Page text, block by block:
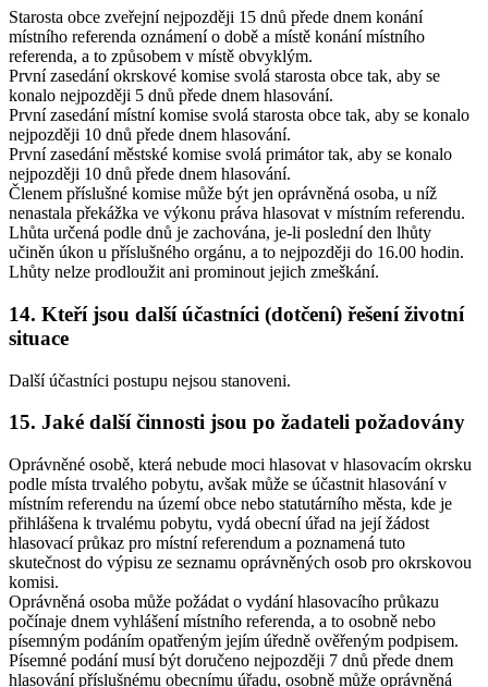
Starosta obce zveřejní nejpozději 15 dnů přede dnem konání
místního referenda oznámení o době a místě konání místního
referenda, a to způsobem v místě obvyklým.
První zasedání okrskové komise svolá starosta obce tak, aby se
konalo nejpozději 5 dnů přede dnem hlasování.
První zasedání místní komise svolá starosta obce tak, aby se konalo
nejpozději 10 dnů přede dnem hlasování.
První zasedání městské komise svolá primátor tak, aby se konalo
nejpozději 10 dnů přede dnem hlasování.
Členem příslušné komise může být jen oprávněná osoba, u níž
nenastala překážka ve výkonu práva hlasovat v místním referendu.
Lhůta určená podle dnů je zachována, je-li poslední den lhůty
učiněn úkon u příslušného orgánu, a to nejpozději do 16.00 hodin.
Lhůty nelze prodloužit ani prominout jejich zmeškání.
14. Kteří jsou další účastníci (dotčení) řešení životní
situace
Další účastníci postupu nejsou stanoveni.
15. Jaké další činnosti jsou po žadateli požadovány
Oprávněné osobě, která nebude moci hlasovat v hlasovacím okrsku
podle místa trvalého pobytu, avšak může se účastnit hlasování v
místním referendu na území obce nebo statutárního města, kde je
přihlášena k trvalému pobytu, vydá obecní úřad na její žádost
hlasovací průkaz pro místní referendum a poznamená tuto
skutečnost do výpisu ze seznamu oprávněných osob pro okrskovou
komisi.
Oprávněná osoba může požádat o vydání hlasovacího průkazu
počínaje dnem vyhlášení místního referenda, a to osobně nebo
písemným podáním opatřeným jejím úředně ověřeným podpisem.
Písemné podání musí být doručeno nejpozději 7 dnů přede dnem
hlasování příslušnému obecnímu úřadu, osobně může oprávněná